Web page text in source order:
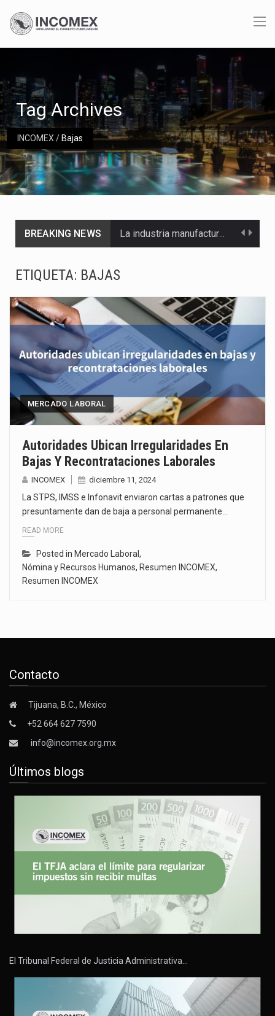
INCOMEX/ Bajas
Tag Archives
BREAKING NEWS La industria manufacturera de exportación afiliada a Index en Nuevo León ha alcanzado hasta 10%…
El Tribunal Federal de Justicia Administrativa (TFJA), a través de su Segunda Sala Regional en…
El Gobierno de Estados Unidos ha procesado la devolución de aproximadamente 100,000 millones de dólares…
La Cámara Minera de México (Camimex) proyecta una inversión total de 6,402.2 millones de dólares…
ETIQUETA: BAJAS
MERCADO LABORAL
Autoridades Ubican Irregularidades En
Bajas Y Recontrataciones Laborales
INCOMEX diciembre 11, 2024
La STPS, IMSS e Infonavit enviaron cartas a patrones que
presuntamente dan de baja a personal permanente…
READ MORE
Posted in Mercado Laboral,
Nómina y Recursos Humanos, Resumen INCOMEX,
Resumen INCOMEX
Contacto
Tijuana, B.C., México
+52 664 627 7590
info@incomex.org.mx
Últimos blogs
El Tribunal Federal de Justicia Administrativa…